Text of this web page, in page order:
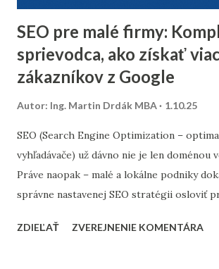
minuloročnej v...
SEO pre malé firmy:
sprievodca, ako získať
zákazníkov z Google
Autor: Ing. Martin Drdák MBA 1.10.25
SEO (Search Engine Optimization –
vyhľadávače) už dávno nie je len doménou
Práve naopak – malé a lokálne podniky
správne nastavenej SEO stratégii osloviť
ako nastaviť SEO tak, aby fungovalo aj pri
ZDIEĽAŤ ZVEREJNENIE KOMENTÁRA